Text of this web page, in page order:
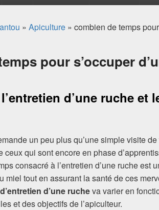
» Apiculture » combien de temps
pour s’occuper
d’une ruche et
un peu plus qu’une simple visite
ceux qui sont encore en phase
consacré à l’entretien d’une ruche est
miel tout en assurant la santé de ces
d’une rucheva varier en
et des objectifs de l’apiculteur.